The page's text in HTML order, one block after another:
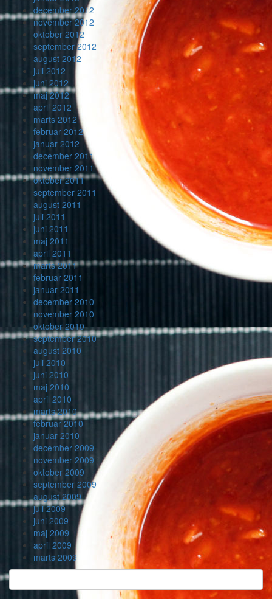
december 2012
november 2012
oktober 2012
september 2012
august 2012
juli 2012
juni 2012
maj 2012
april 2012
marts 2012
februar 2012
januar 2012
december 2011
november 2011
oktober 2011
september 2011
august 2011
juli 2011
juni 2011
maj 2011
april 2011
marts 2011
februar 2011
januar 2011
december 2010
november 2010
oktober 2010
september 2010
august 2010
juli 2010
juni 2010
maj 2010
april 2010
marts 2010
februar 2010
januar 2010
december 2009
november 2009
oktober 2009
september 2009
august 2009
juli 2009
juni 2009
maj 2009
april 2009
marts 2009